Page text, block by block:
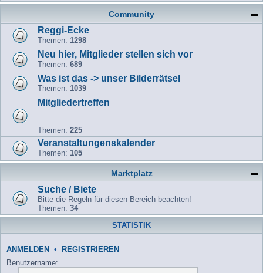
Community
Reggi-Ecke
Themen: 1298
Neu hier, Mitglieder stellen sich vor
Themen: 689
Was ist das -> unser Bilderrätsel
Themen: 1039
Mitgliedertreffen
Themen: 225
Veranstaltungenskalender
Themen: 105
Marktplatz
Suche / Biete
Bitte die Regeln für diesen Bereich beachten!
Themen: 34
STATISTIK
ANMELDEN • REGISTRIEREN
Benutzername: